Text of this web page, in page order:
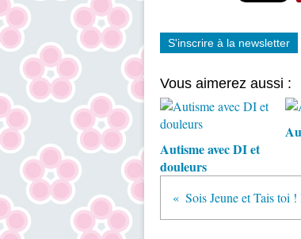
S'inscrire à la newsletter
Vous aimerez aussi :
Autisme avec DI et
douleurs